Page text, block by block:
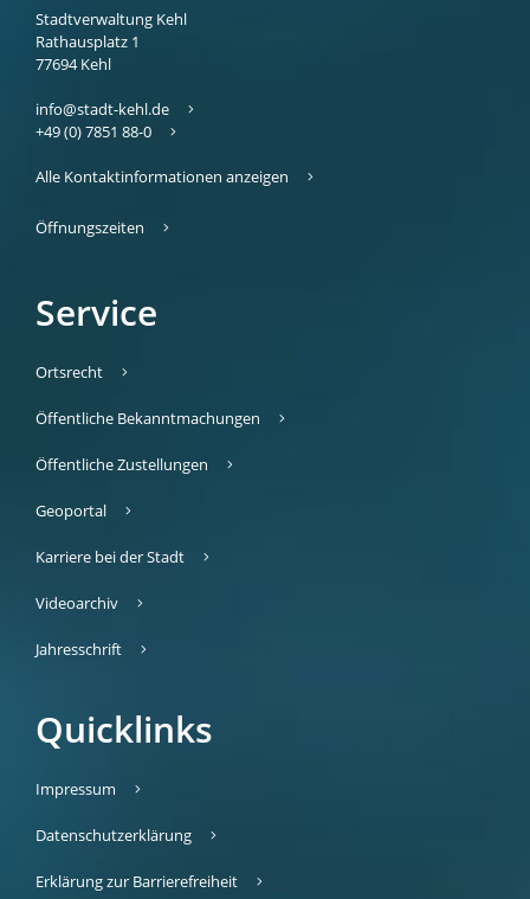
Stadtverwaltung Kehl
Rathausplatz 1
77694 Kehl
info@stadt-kehl.de
+49 (0) 7851 88-0
Alle Kontaktinformationen anzeigen
Öffnungszeiten
Service
Ortsrecht
Öffentliche Bekanntmachungen
Öffentliche Zustellungen
Geoportal
Karriere bei der Stadt
Videoarchiv
Jahresschrift
Quicklinks
Impressum
Datenschutzerklärung
Erklärung zur Barrierefreiheit